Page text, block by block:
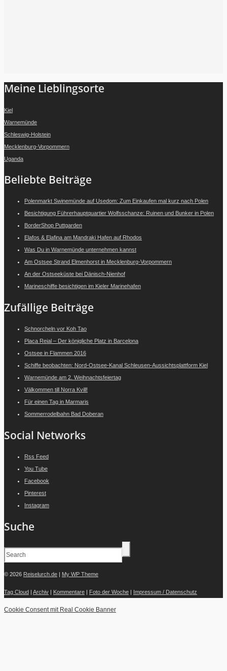
Meine Lieblingsorte
Kiel
Warnemünde
Schleswig-Holstein
Mecklenburg-Vorpommern
Uganda
Beliebte Beiträge
Polenmarkt Swinemünde auf Usedom: Zum Einkaufen mal kurz nach Polen
Besichtigung Führerhauptquartier Wolfsschanze: Ruinen und Bunker in Polen
BorderShop Puttgarden
Elafos & Elafina am Mandraki Hafen auf Rhodos
Was Du in Warnemünde unternehmen kannst
Am Ostsee Strand Elmenhorst in Mecklenburg-Vorpommern
An der Ostseeküste bei Dänisch-Nienhof
Marineschiffe besichtigen im Kieler Marinehafen
Zufällige Beiträge
Schnorcheln vor Koh Tao
Placa Reial – Der königliche Platz in Barcelona
Ostsee in Flammen 2016
Schiffe beobachten: Nord-Ostsee-Kanal Schleusen-Aussichtsplattform Kiel
Warnemünde am 2. Weihnachtsfeiertag
Välkommen till Norra Kvill!
Für einen Tag in Marmaris
Sommerrodelbahn Bad Doberan
Social Networks
Rss Feed
You Tube
Facebook
Pinterest
Instagram
Suche
© 2026 Reiselurch.de | My WP Theme
Tag Cloud | Archiv | Kommentare | Foto der Woche | Impressum / Datenschutz
Cookie Consent mit Real Cookie Banner